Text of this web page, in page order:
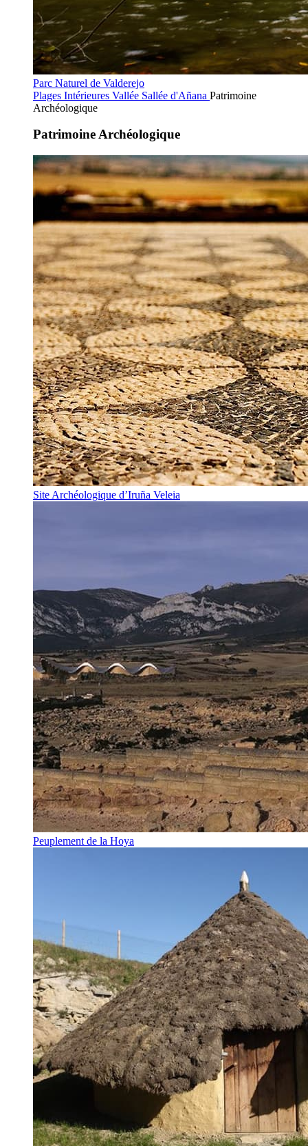
Parc Naturel de Valderejo
Plages Intérieures Vallée Sallée d'Añana Patrimoine
Archéologique
Patrimoine Archéologique
Site Archéologique d’Iruña Veleia
Peuplement de la Hoya